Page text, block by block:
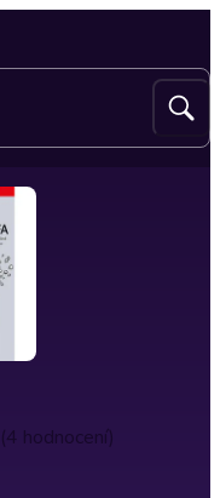
(4 hodnocení)